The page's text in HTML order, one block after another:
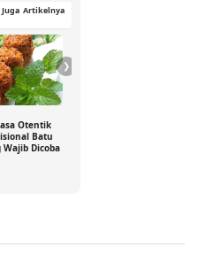
Artikelnya
Otentik
Batu
Dicoba
❯